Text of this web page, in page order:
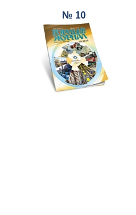
№ 10